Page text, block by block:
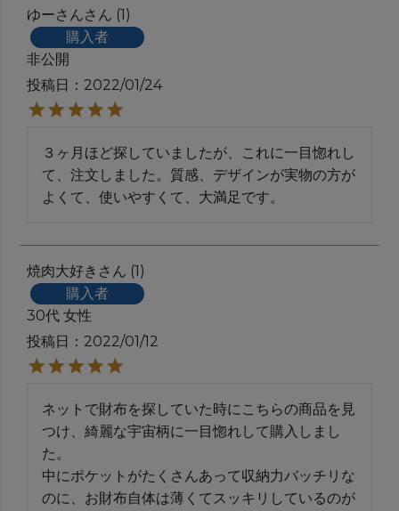
ゆーさん
1
購入者
非公開
投稿日
2022/01/24
３ヶ月ほど探していましたが、これに一目惚れし
て、注文しました。質感、デザインが実物の方が
よくて、使いやすくて、大満足です。
焼肉大好き
1
購入者
30代 女性
投稿日
2022/01/12
ネットで財布を探していた時にこちらの商品を見
つけ、綺麗な宇宙柄に一目惚れして購入しまし
た。
中にポケットがたくさんあって収納力バッチリな
のに、お財布自体は薄くてスッキリしているのが